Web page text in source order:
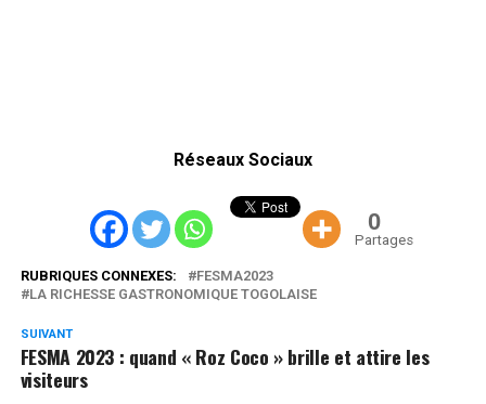
Réseaux Sociaux
0
Partages
RUBRIQUES CONNEXES:
FESMA2023
LA RICHESSE GASTRONOMIQUE TOGOLAISE
SUIVANT
FESMA 2023 : quand « Roz Coco » brille et attire les
visiteurs